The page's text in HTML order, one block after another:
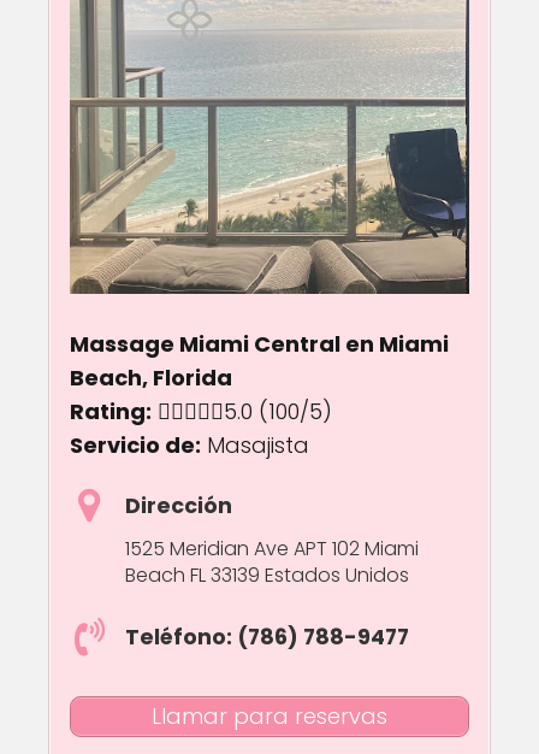
Massage Miami Central en Miami
Beach, Florida
Rating:
5.0 out of 5.0 stars
5.0 (100/5)
Servicio de: Masajista
Dirección
1525 Meridian Ave APT 102 Miami
Beach FL 33139 Estados Unidos
Teléfono: (786) 788-9477
Llamar para reservas